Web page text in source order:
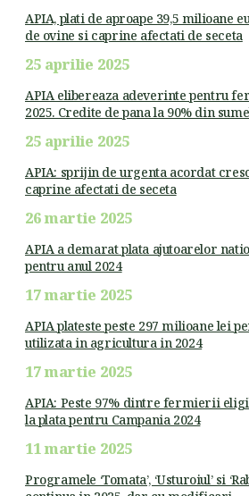
APIA, plati de aproape 39,5 milioane
de ovine si caprine afectati de seceta
25 aprilie 2025
APIA elibereaza adeverinte pentru
2025. Credite de pana la 90% din
25 aprilie 2025
APIA: sprijin de urgenta acordat
caprine afectati de seceta
26 martie 2025
APIA a demarat plata ajutoarelor
pentru anul 2024
17 martie 2025
APIA plateste peste 297 milioane lei
utilizata in agricultura in 2024
17 martie 2025
APIA: Peste 97% dintre fermierii
la plata pentru Campania 2024
11 martie 2025
Programele ‘Tomata’, ‘Usturoiul’ si